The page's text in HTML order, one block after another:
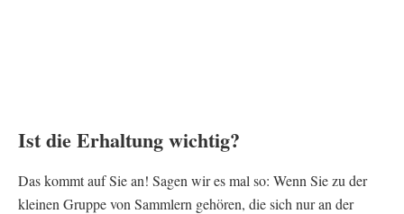
Ist die Erhaltung wichtig?
Das kommt auf Sie an! Sagen wir es mal so: Wenn Sie zu der
kleinen Gruppe von Sammlern gehören, die sich nur an der